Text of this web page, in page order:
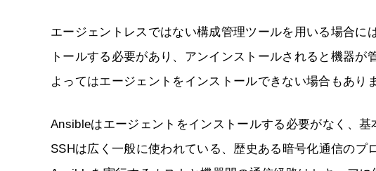
エージェントレスではない構成管理ツールを用いる場合に
トールする必要があり、アンインストールされると機器
よってはエージェントをインストールできない場合もあり
Ansibleはエージェントをインストールする必要がなく、
SSHは広く一般に使われている、歴史ある暗号化通信のプ